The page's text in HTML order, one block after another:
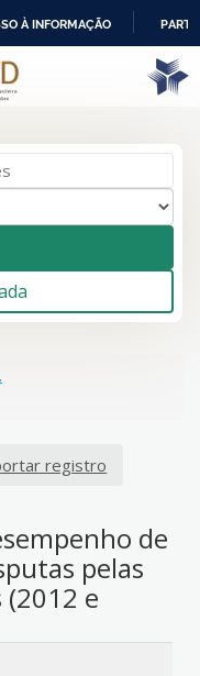
À INFORMAÇÃO
registro
de
pelas
e